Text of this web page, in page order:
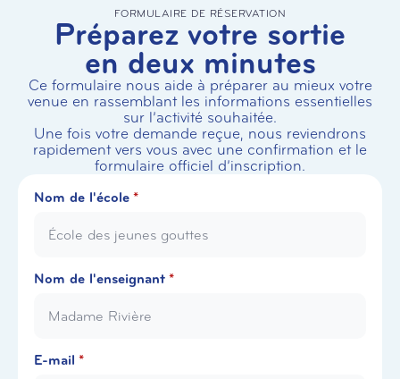
FORMULAIRE DE RÉSERVATION
Préparez votre sortie
en deux minutes
Ce formulaire nous aide à préparer au mieux votre
venue en rassemblant les informations essentielles
sur l’activité souhaitée.
Une fois votre demande reçue, nous reviendrons
rapidement vers vous avec une confirmation et le
formulaire officiel d’inscription.
Nom de l'école *
Nom de l'enseignant *
E-mail *